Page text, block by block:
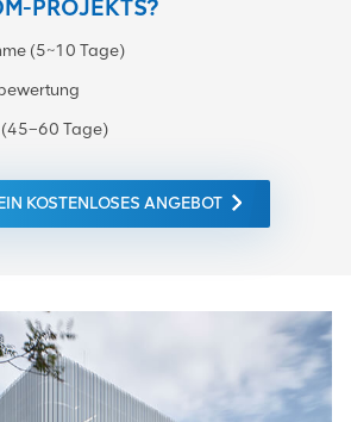
PROJEKTS?
(5~10 Tage)
(45–60 Tage)
KOSTENLOSES ANGEBOT